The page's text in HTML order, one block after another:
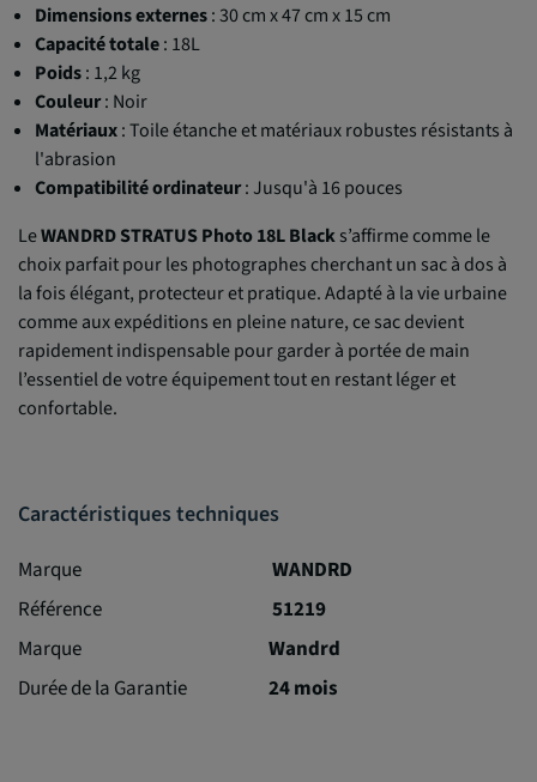
Dimensions externes: 30 cm x 47 cm x 15 cm
Capacité totale: 18L
Poids: 1,2 kg
Couleur: Noir
Matériaux: Toile étanche et matériaux robustes résistants à
l'abrasion
Compatibilité ordinateur: Jusqu'à 16 pouces
LeWANDRD STRATUS Photo 18L Blacks’affirme comme le
choix parfait pour les photographes cherchant un sac à dos à
la fois élégant, protecteur et pratique. Adapté à la vie urbaine
comme aux expéditions en pleine nature, ce sac devient
rapidement indispensable pour garder à portée de main
l’essentiel de votre équipement tout en restant léger et
confortable.
Caractéristiques techniques
Marque
WANDRD
Référence
51219
Marque
Wandrd
Durée de la Garantie
24 mois